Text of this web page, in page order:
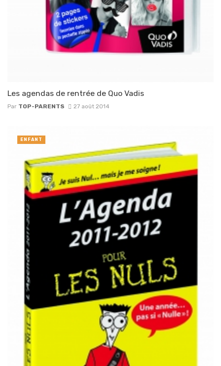
Les agendas de rentrée de Quo Vadis
Par TOP-PARENTS 27 août 2014
ENFANT